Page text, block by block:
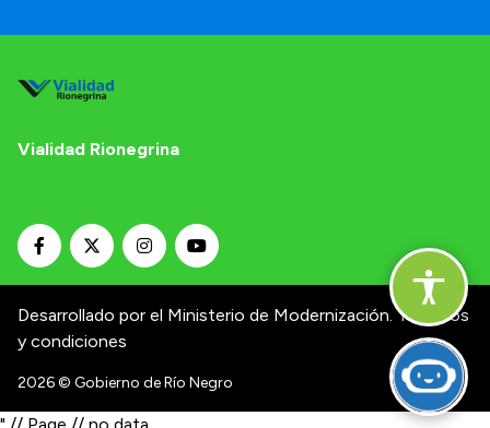
Vialidad Rionegrina
Desarrollado por el Ministerio de Modernización. Términos
y condiciones
2026© Gobierno de Río Negro